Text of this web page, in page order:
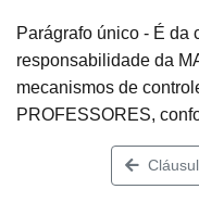
Parágrafo único - É da
responsabilidade da
mecanismos de
PROFESSORES,